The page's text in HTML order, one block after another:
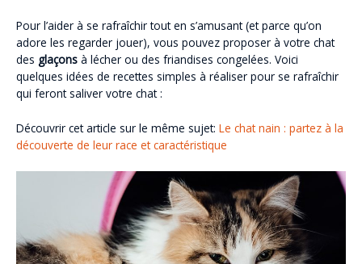
Pour l’aider à se rafraîchir tout en s’amusant (et parce qu’on
adore les regarder jouer), vous pouvez proposer à votre chat
des glaçons à lécher ou des friandises congelées. Voici
quelques idées de recettes simples à réaliser pour se rafraîchir
qui feront saliver votre chat :
Découvrir cet article sur le même sujet: Le chat nain : partez à la
découverte de leur race et caractéristique